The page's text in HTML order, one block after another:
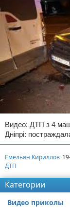
Видео: ДТП з 4
Дніпрі:
Емельян Кириллов
ДТП
Категории
Видео приколы